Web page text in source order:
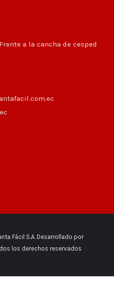
a la cancha de cesped
Fácil S.A. Desarrollado por
los derechos reservados